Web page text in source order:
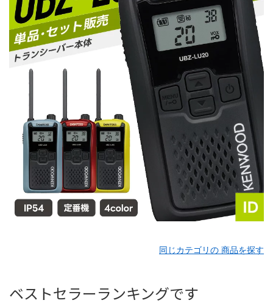
同じカテゴリの 商品を探す
ベストセラーランキングです